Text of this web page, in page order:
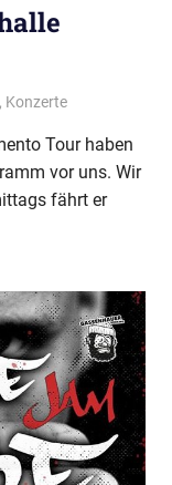
, Konzerte
Tour haben
vor uns. Wir
fährt er